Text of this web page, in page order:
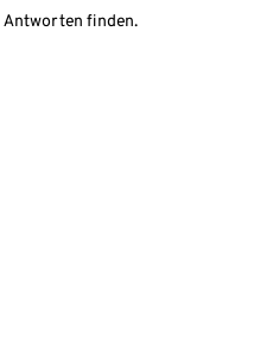
Antworten finden.